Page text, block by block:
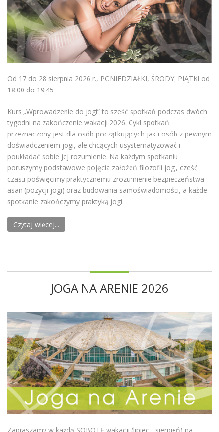
Od 17 do 28 sierpnia 2026 r., PONIEDZIAŁKI, ŚRODY, PIĄTKI od
18:00 do 19:45
Kurs „Wprowadzenie do jogi” to sześć spotkań podczas dwóch
tygodni na zakończenie wakacji 2026. Cykl spotkań
przeznaczony jest dla osób początkujących jak i osób z pewnym
doświadczeniem jogi, ale chcących usystematyzować i
poukładać sobie jej rozumienie. Na każdym spotkaniu
poruszymy podstawowe pojęcia założeń filozofii jogi, cześć
czasu poświęcimy praktycznemu zrozumienie bezpieczeństwa
asan (pozycji jogi) oraz budowania samoświadomości, a każde
spotkanie zakończymy praktyką jogi.
Czytaj więcej...
JOGA NA ARENIE 2026
Zapraszamy w każdą SOBOTĘ wakacji (lipiec - sierpień) na